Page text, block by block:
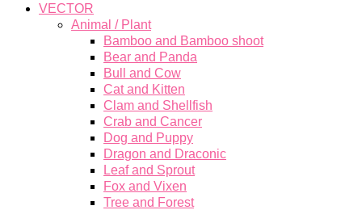
VECTOR
Animal / Plant
Bamboo and Bamboo shoot
Bear and Panda
Bull and Cow
Cat and Kitten
Clam and Shellfish
Crab and Cancer
Dog and Puppy
Dragon and Draconic
Leaf and Sprout
Fox and Vixen
Tree and Forest